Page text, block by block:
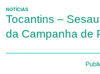
NOTÍCIAS
Tocantins –
da Campanha de